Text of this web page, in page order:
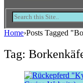
Home›Posts Tagged
Tag: